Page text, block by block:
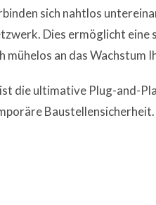
sich nahtlos
Dies ermöglicht eine
mühelos an das Wachstum
ist die ultimative Plug-and-
Baustellensicherheit.